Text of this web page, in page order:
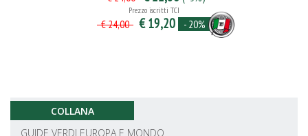
Prezzo iscritti TCI
€ 24,00 € 19,20 - 20%
COLLANA
GUIDE VERDI EUROPA E MONDO